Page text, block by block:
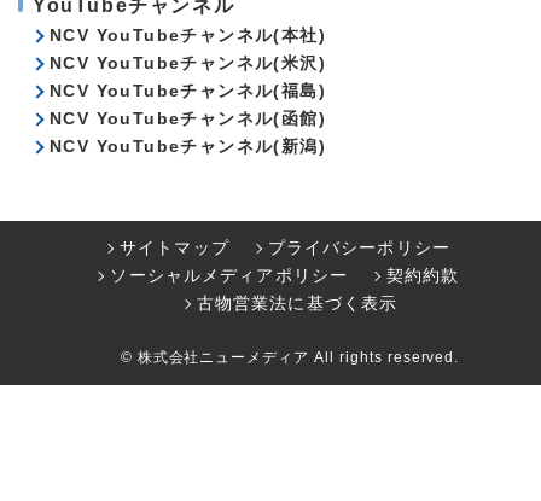
YouTubeチャンネル
NCV YouTubeチャンネル(本社)
NCV YouTubeチャンネル(米沢)
NCV YouTubeチャンネル(福島)
NCV YouTubeチャンネル(函館)
NCV YouTubeチャンネル(新潟)
サイトマップ
プライバシーポリシー
ソーシャルメディアポリシー
契約約款
古物営業法に基づく表示
© 株式会社ニューメディア All rights reserved.